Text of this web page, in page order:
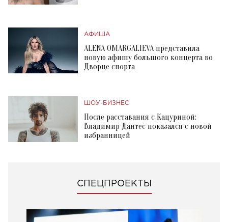
АФИША
ALENA OMARGALIEVA представила
новую афишу большого концерта во
Дворце спорта
ШОУ-БИЗНЕС
После расставания с Кацуриной:
Владимир Дантес показался с новой
избранницей
СПЕЦПРОЕКТЫ